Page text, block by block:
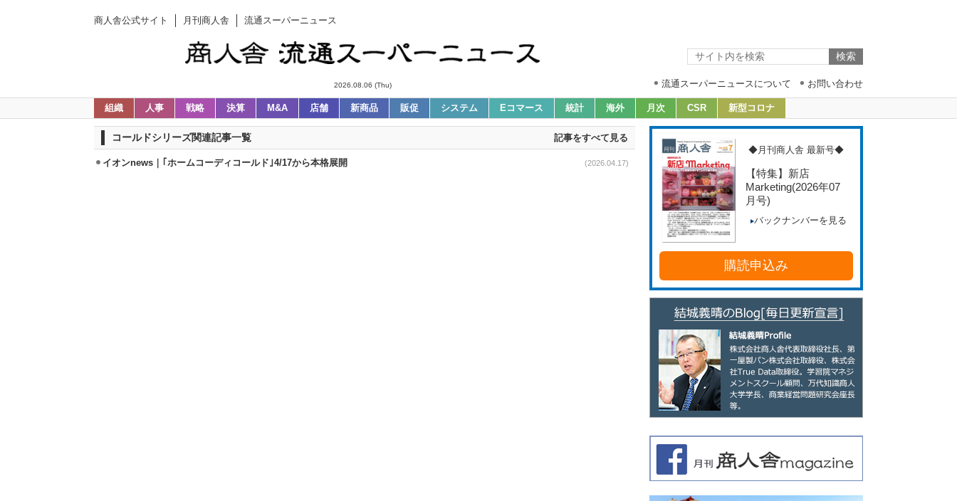
商人舎公式サイト 月刊商人舎 流通スーパーニュース
2026.08.06 (Thu) 流通スーパーニュースについて お問い合わせ
組織 人事 戦略 決算 M&A 店舗 新商品 販促 システム Eコマース 統計 海外 月次 CSR 新型コロナ
コールドシリーズ関連記事一覧 記事をすべて見る
イオンnews｜｢ホームコーディコールド｣4/17から本格展開 (2026.04.17)
◆月刊商人舎 最新号◆
【特集】新店
Marketing(2026年07
月号)
バックナンバーを見る
購読申込み